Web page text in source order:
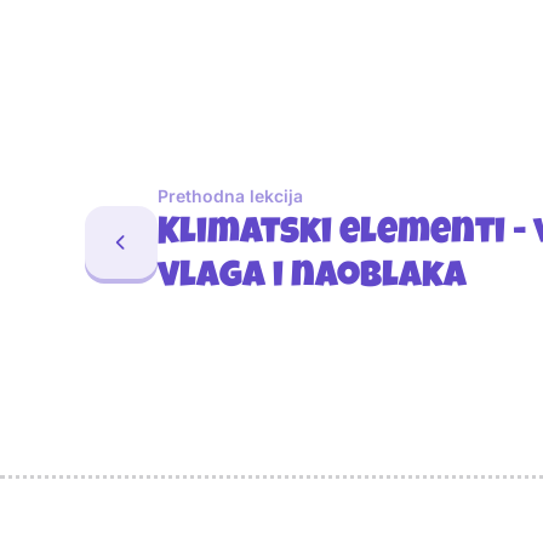
Prethodna lekcija
Klimatski elementi
vlaga i naoblaka